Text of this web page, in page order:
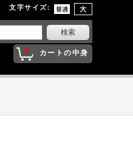
文字サイズ:
0 カートの中身